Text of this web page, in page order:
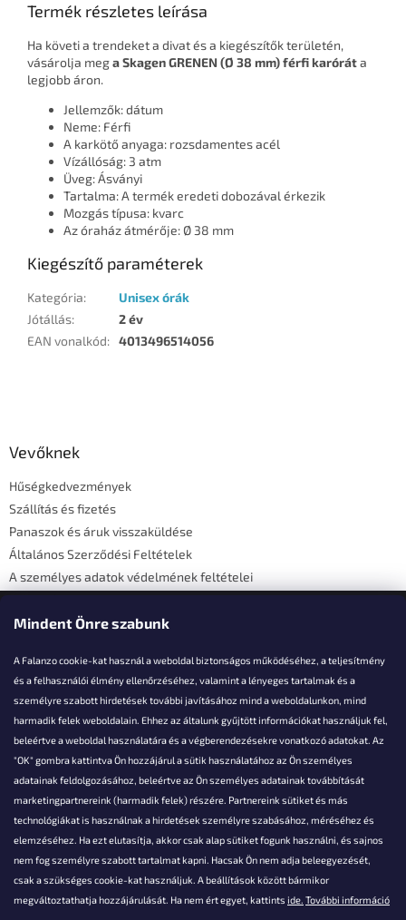
Mindent Önre szabunk
A Falanzo cookie-kat használ a weboldal biztonságos működéséhez, a teljesítmény
és a felhasználói élmény ellenőrzéséhez, valamint a lényeges tartalmak és a
személyre szabott hirdetések további javításához mind a weboldalunkon, mind
harmadik felek weboldalain. Ehhez az általunk gyűjtött információkat használjuk fel,
beleértve a weboldal használatára és a végberendezésekre vonatkozó adatokat. Az
"OK" gombra kattintva Ön hozzájárul a sütik használatához az Ön személyes
adatainak feldolgozásához, beleértve az Ön személyes adatainak továbbítását
marketingpartnereink (harmadik felek) részére. Partnereink sütiket és más
technológiákat is használnak a hirdetések személyre szabásához, méréséhez és
elemzéséhez. Ha ezt elutasítja, akkor csak alap sütiket fogunk használni, és sajnos
nem fog személyre szabott tartalmat kapni. Hacsak Ön nem adja beleegyezését,
csak a szükséges cookie-kat használjuk. A beállítások között bármikor
megváltoztathatja hozzájárulását. Ha nem ért egyet, kattints ide. További információ
Termék részletes leírása
Ha követi a trendeket a divat és a kiegészítők területén,
vásárolja mega Skagen GRENEN (Ø 38 mm) férfi karóráta
legjobb áron.
Jellemzők: dátum
Neme: Férfi
A karkötő anyaga: rozsdamentes acél
Vízállóság: 3 atm
Üveg: Ásványi
Tartalma: A termék eredeti dobozával érkezik
Mozgás típusa: kvarc
Az óraház átmérője: Ø 38 mm
Kiegészítő paraméterek
Kategória:
Unisex órák
Jótállás:
2 év
EAN vonalkód: 4013496514056
Vevőknek
Hűségkedvezmények
Szállítás és fizetés
Panaszok és áruk visszaküldése
Általános Szerződési Feltételek
A személyes adatok védelmének feltételei
Elérhetőségi adatok
Akarsz kérdezni valamit?
info@falanzo.hu